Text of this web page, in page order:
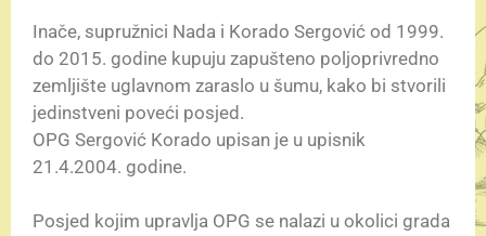
Inače, supružnici Nada i Korado Sergović od 1999.
do 2015. godine kupuju zapušteno poljoprivredno
zemljište uglavnom zaraslo u šumu, kako bi stvorili
jedinstveni poveći posjed.
OPG Sergović Korado upisan je u upisnik
21.4.2004. godine.
Posjed kojim upravlja OPG se nalazi u okolici grada